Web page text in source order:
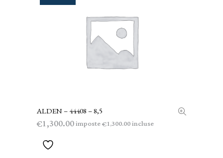
LEGGI TUTTO
ALDEN – 44408 – 8,5
€1,300.00imposte€1,300.00incluse